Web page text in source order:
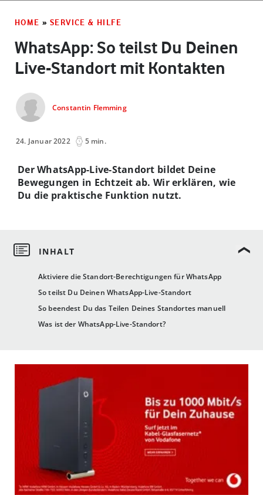
HOME » SERVICE & HILFE
WhatsApp: So teilst Du Deinen
Live-Standort mit Kontakten
Constantin Flemming
24. Januar 2022 5 min.
Aktiviere die Standort-Berechtigungen für WhatsApp
So teilst Du Deinen WhatsApp-Live-Standort
So beendest Du das Teilen Deines Standortes manuell
Was ist der WhatsApp-Live-Standort?
Der WhatsApp-Live-Standort bildet Deine
Bewegungen in Echtzeit ab. Wir erklären, wie
Du die praktische Funktion nutzt.